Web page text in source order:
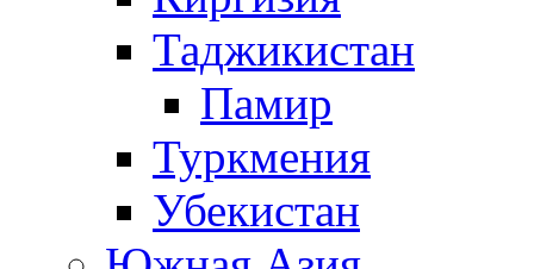
Таджикистан
Памир
Туркмения
Убекистан